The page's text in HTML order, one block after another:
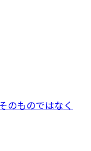
のものではなく